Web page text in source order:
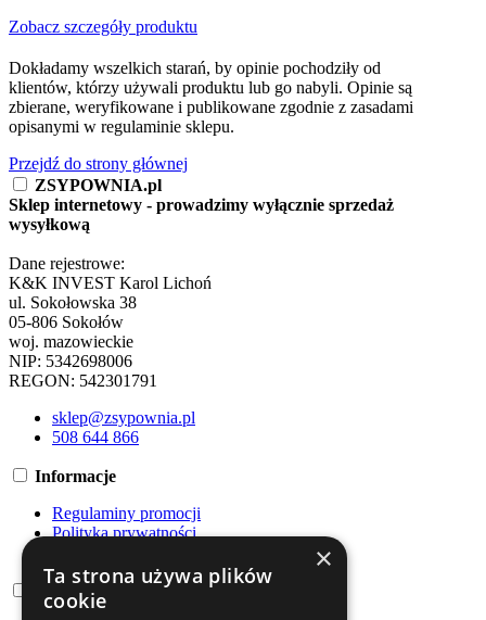
Zobacz szczegóły produktu
Dokładamy wszelkich starań, by opinie pochodziły od
klientów, którzy używali produktu lub go nabyli. Opinie są
zbierane, weryfikowane i publikowane zgodnie z zasadami
opisanymi w regulaminie sklepu.
Przejdź do strony głównej
ZSYPOWNIA.pl
Sklep internetowy - prowadzimy wyłącznie sprzedaż
wysyłkową
Dane rejestrowe:
K&K INVEST Karol Lichoń
ul. Sokołowska 38
05-806 Sokołów
woj. mazowieckie
NIP: 5342698006
REGON: 542301791
sklep@zsypownia.pl
508 644 866
Informacje
Regulaminy promocji
Polityka prywatności
Dostawa
×
Ta strona używa plików
cookie